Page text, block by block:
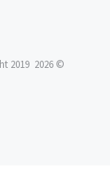
© Copyright 2019 2026 | קליאנטלה | All Rights Reserved